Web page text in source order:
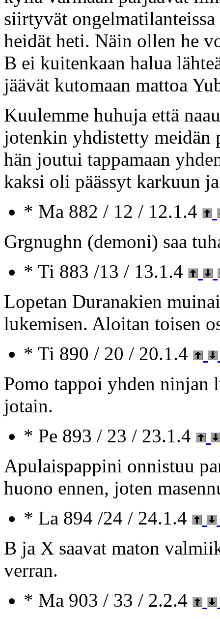
siirtyvät
heidät heti. Näin ollen he
B ei kuitenkaan halua
jäävät kutomaan mattoa
Kuulemme huhuja että
jotenkin yhdistetty meidän
hän joutui tappamaan
kaksi oli päässyt karkuun
* Ma 882 / 12 / 12.1.4
Grgnughn (demoni) saa
* Ti 883 /13 / 13.1.4
Lopetan Duranakien
lukemisen. Aloitan toisen
* Ti 890 / 20 / 20.1.4
Pomo tappoi yhden ninjan
jotain.
* Pe 893 / 23 / 23.1.4
Apulaispappini onnistuu
huono ennen, joten
* La 894 /24 / 24.1.4
B ja X saavat maton
verran.
* Ma 903 / 33 / 2.2.4